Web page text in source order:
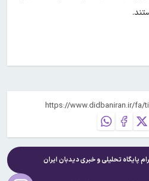
پایگاه تحلیلی و خبریدیدبان ایران